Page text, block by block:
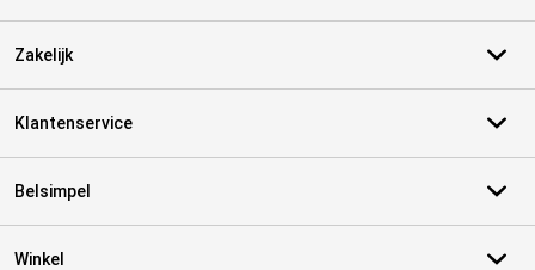
Zakelijk
Klantenservice
Belsimpel
Winkel